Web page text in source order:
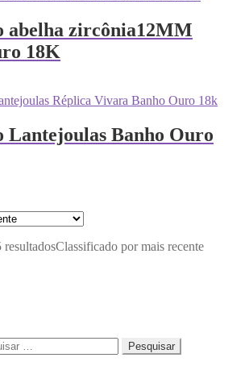
abelha zircônia12MM
18K
Lantejoulas Banho Ouro
Classificado por mais recente